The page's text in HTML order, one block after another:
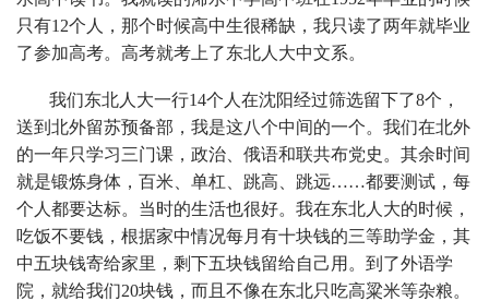
只有12个人，那个时候高中生很稀缺，我只读了两年就毕业
了参加高考。高考就考上了东北人大中文系。
我们东北人大一行14个人在沈阳经过筛选留下了8个，
送到北外留苏预备部，我是这八个中间的一个。我们在北外
的一年只学习三门课，政治、俄语和联共布党史。其余时间
就是锻炼身体，百米、单杠、跳高、跳远……都要测试，每
个人都要达标。当时的生活也很好。我在东北人大的时候，
吃饭不要钱，根据家中情况每月有十块钱的三等助学金，其
中五块钱寄给家里，剩下五块钱留给自己用。到了外语学
院，就给我们20块钱，而且不像在东北只吃高粱米等杂粮。